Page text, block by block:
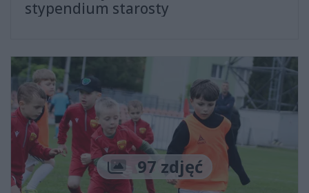
stypendium starosty
Liczba zdjęć
97 zdjęć